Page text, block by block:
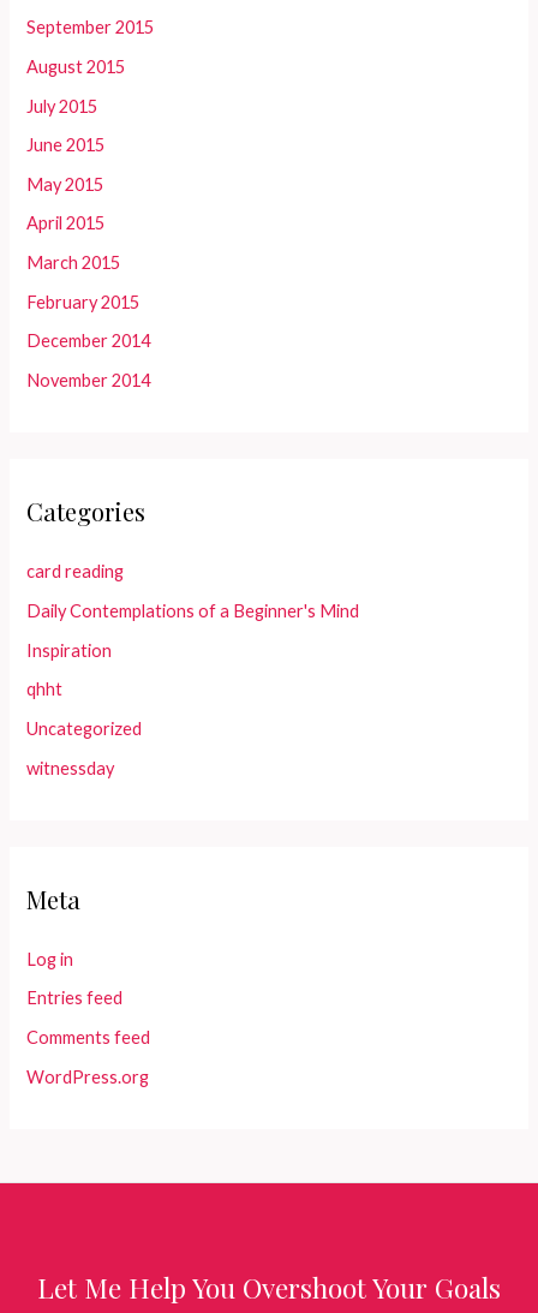
September 2015
August 2015
July 2015
June 2015
May 2015
April 2015
March 2015
February 2015
December 2014
November 2014
Categories
card reading
Daily Contemplations of a Beginner's Mind
Inspiration
qhht
Uncategorized
witnessday
Meta
Log in
Entries feed
Comments feed
WordPress.org
Let Me Help You Overshoot Your Goals